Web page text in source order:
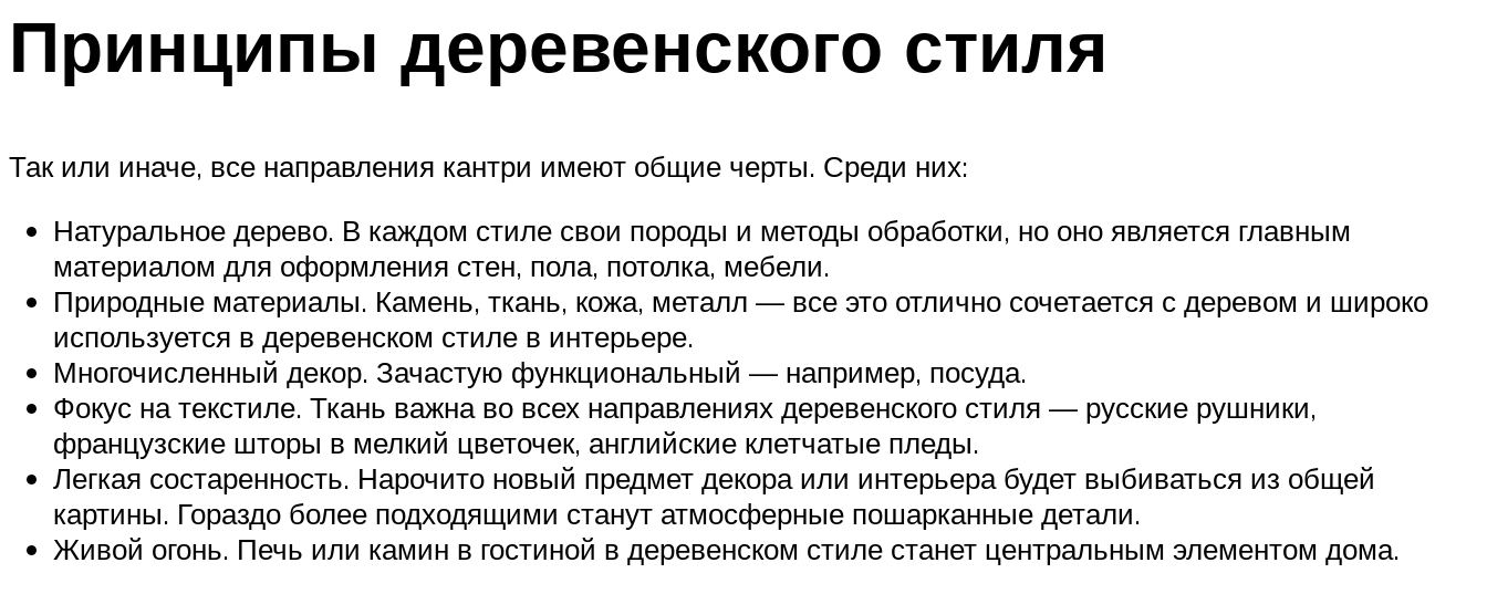
Принципы деревенского стиля
Так или иначе, все направления кантри имеют общие черты. Среди них:
Натуральное дерево. В каждом стиле свои породы и методы обработки, но оно является главным
материалом для оформления стен, пола, потолка, мебели.
Природные материалы. Камень, ткань, кожа, металл — все это отлично сочетается с деревом и широко
используется в деревенском стиле в интерьере.
Многочисленный декор. Зачастую функциональный — например, посуда.
Фокус на текстиле. Ткань важна во всех направлениях деревенского стиля — русские рушники,
французские шторы в мелкий цветочек, английские клетчатые пледы.
Легкая состаренность. Нарочито новый предмет декора или интерьера будет выбиваться из общей
картины. Гораздо более подходящими станут атмосферные пошарканные детали.
Живой огонь. Печь или камин в гостиной в деревенском стиле станет центральным элементом дома.